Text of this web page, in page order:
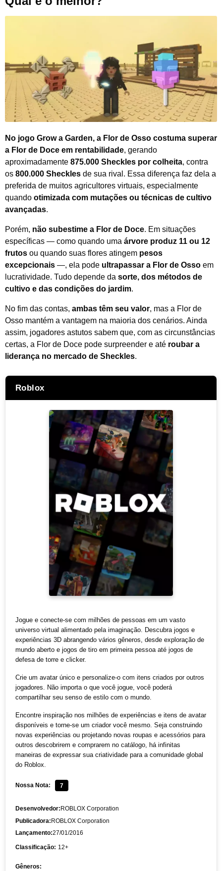
No jogo Grow a Garden, a Flor de Osso costuma superar
a Flor de Doce em rentabilidade, gerando
aproximadamente 875.000 Sheckles por colheita, contra
os 800.000 Sheckles de sua rival. Essa diferença faz dela a
preferida de muitos agricultores virtuais, especialmente
quando otimizada com mutações ou técnicas de cultivo
avançadas.
Porém, não subestime a Flor de Doce. Em situações
específicas — como quando uma árvore produz 11 ou 12
frutos ou quando suas flores atingem pesos
excepcionais —, ela pode ultrapassar a Flor de Osso em
lucratividade. Tudo depende da sorte, dos métodos de
cultivo e das condições do jardim.
No fim das contas, ambas têm seu valor, mas a Flor de
Osso mantém a vantagem na maioria dos cenários. Ainda
assim, jogadores astutos sabem que, com as circunstâncias
certas, a Flor de Doce pode surpreender e até roubar a
liderança no mercado de Sheckles.
Roblox
Jogue e conecte-se com milhões de pessoas em um vasto
universo virtual alimentado pela imaginação. Descubra jogos e
experiências 3D abrangendo vários gêneros, desde exploração de
mundo aberto e jogos de tiro em primeira pessoa até jogos de
defesa de torre e clicker.
Crie um avatar único e personalize-o com itens criados por outros
jogadores. Não importa o que você jogue, você poderá
compartilhar seu senso de estilo com o mundo.
Encontre inspiração nos milhões de experiências e itens de avatar
disponíveis e torne-se um criador você mesmo. Seja construindo
novas experiências ou projetando novas roupas e acessórios para
outros descobrirem e comprarem no catálogo, há infinitas
maneiras de expressar sua criatividade para a comunidade global
do Roblox.
Nossa Nota: 7
Desenvolvedor: ROBLOX Corporation
Publicadora:ROBLOX Corporation
Lançamento:27/01/2016
Classificação: 12+
Gêneros: